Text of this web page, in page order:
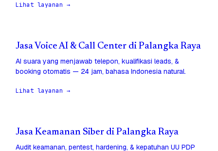
Lihat layanan →
Jasa Voice AI & Call Center di Palangka Raya
AI suara yang menjawab telepon, kualifikasi leads, &
booking otomatis — 24 jam, bahasa Indonesia natural.
Lihat layanan →
Jasa Keamanan Siber di Palangka Raya
Audit keamanan, pentest, hardening, & kepatuhan UU PDP